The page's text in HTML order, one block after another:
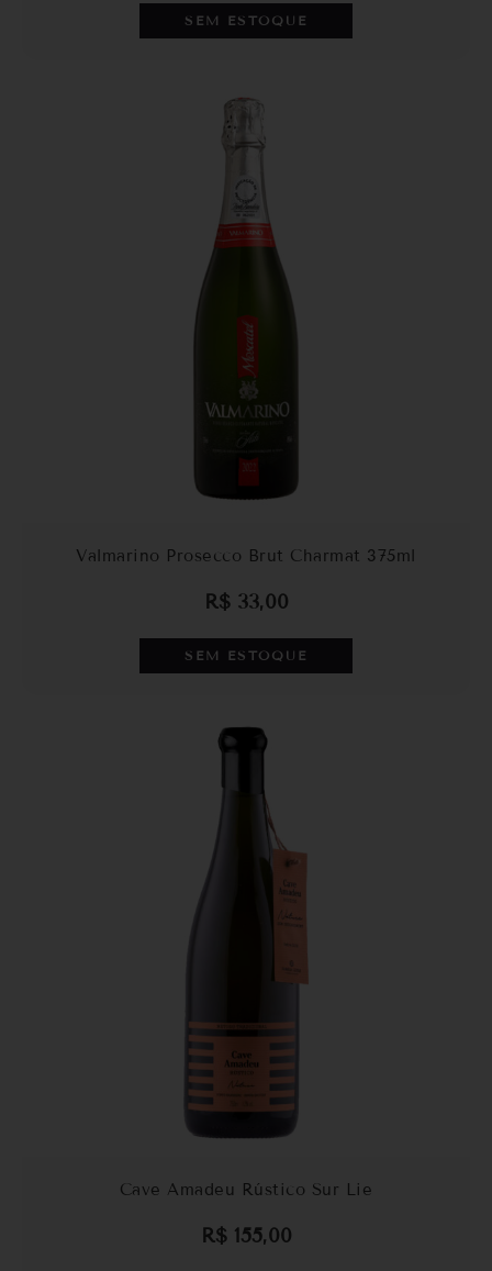
SEM ESTOQUE
Valmarino Prosecco Brut Charmat 375ml
R$33,00
SEM ESTOQUE
Cave Amadeu Rústico Sur Lie
R$155,00